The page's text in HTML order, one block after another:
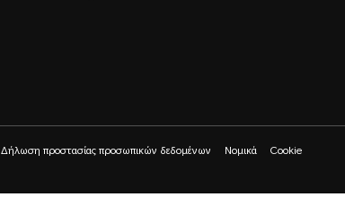
Δήλωση προστασίας προσωπικών δεδομένων Νομικά Cookie